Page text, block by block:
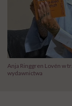
Anja Ringgren Lovén w
wydawnictwa